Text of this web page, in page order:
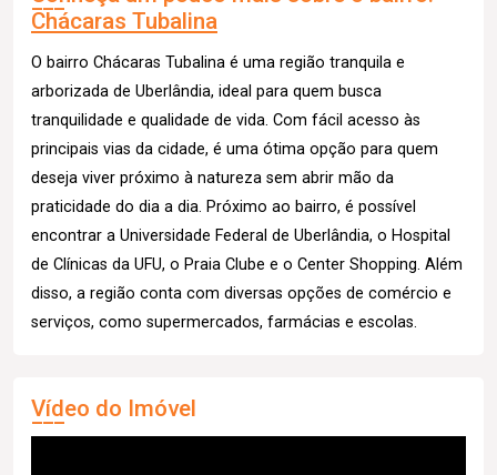
Chácaras Tubalina
O bairro Chácaras Tubalina é uma região tranquila e
arborizada de Uberlândia, ideal para quem busca
tranquilidade e qualidade de vida. Com fácil acesso às
principais vias da cidade, é uma ótima opção para quem
deseja viver próximo à natureza sem abrir mão da
praticidade do dia a dia. Próximo ao bairro, é possível
encontrar a Universidade Federal de Uberlândia, o Hospital
de Clínicas da UFU, o Praia Clube e o Center Shopping. Além
disso, a região conta com diversas opções de comércio e
serviços, como supermercados, farmácias e escolas.
Vídeo do Imóvel